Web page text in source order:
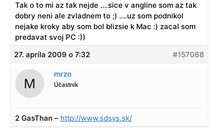
Tak o to mi az tak nejde ….sice v angline som az tak
dobry neni ale zvladnem to ;) ….uz som podnikol
nejake kroky aby som bol blizsie k Mac :) zacal som
predavat svoj PC :))
27. apríla 2009 o 7:32
#157068
mrzo
Účastník
2 GasThan – http://www.sdsys.sk/